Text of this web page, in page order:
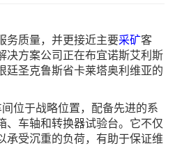
务质量，并更接近主要采矿客
决方案公司正在布宜诺斯艾利斯
廷圣克鲁斯省卡莱塔奥利维亚的
位于战略位置，配备先进的系
、车轴和转换器试验台。它不仅
承受沉重的负荷，有助于保证维